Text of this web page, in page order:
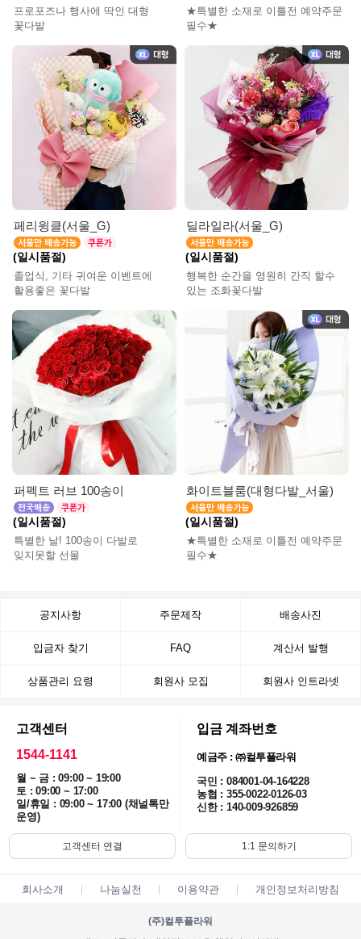
프로포즈나 행사에 딱인 대형
꽃다발
★특별한 소재로 이틀전 예약주문
필수★
페리윙클(서울_G)
(일시품절)
졸업식, 기타 귀여운 이벤트에
활용좋은 꽃다발
딜라일라(서울_G)
(일시품절)
행복한 순간을 영원히 간직 할수
있는 조화꽃다발
퍼펙트 러브 100송이
(일시품절)
특별한 날! 100송이 다발로
잊지못할 선물
화이트블룸(대형다발_서울)
(일시품절)
★특별한 소재로 이틀전 예약주문
필수★
공지사항 주문제작 배송사진
입금자 찾기 FAQ 계산서 발행
상품관리 요령 회원사 모집 회원사 인트라넷
고객센터
1544-1141
월 ~ 금 : 09:00 ~ 19:00
토 : 09:00 ~ 17:00
일/휴일 : 09:00 ~ 17:00 (채널톡만
운영)
입금 계좌번호
예금주 : ㈜컬투플라워
국민 : 084001-04-164228
농협 : 355-0022-0126-03
신한 : 140-009-926859
고객센터 연결 1:1 문의하기
회사소개 나눔실천 이용약관 개인정보처리방침
(주)컬투플라워